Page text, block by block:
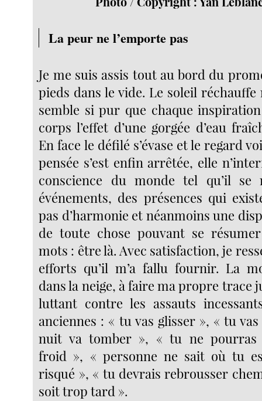
La peur ne l’emporte pas
Je me suis assis tout au bord du
pieds dans le vide. Le soleil réchauffe
semble si pur que chaque
corps l’effet d’une gorgée d’eau
En face le défilé s’évase et le regard
pensée s’est enfin arrêtée, elle
conscience du monde tel qu’il se
événements, des présences qui
pas d’harmonie et néanmoins une
de toute chose pouvant se
mots : être là. Avec satisfaction, je
efforts qu’il m’a fallu fournir. La
dans la neige, à faire ma propre trace
luttant contre les assauts
anciennes : « tu vas glisser », « tu
nuit va tomber », « tu ne pourras
froid », « personne ne sait où tu
risqué », « tu devrais rebrousser
soit trop tard ».